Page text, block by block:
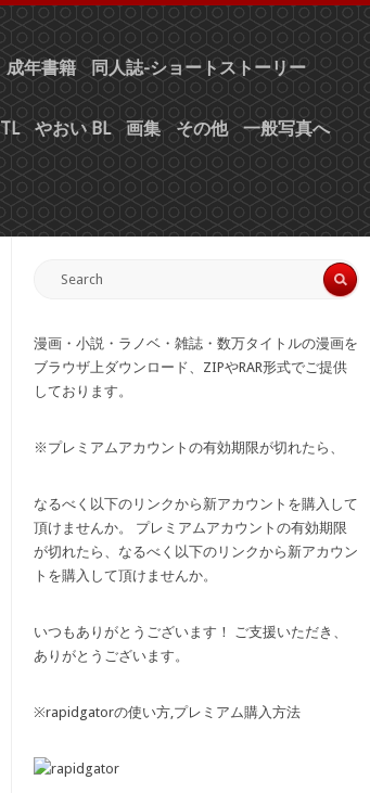
成年書籍 同人誌-ショートストーリー
TL やおい BL 画集 その他 一般写真へ
漫画・小説・ラノベ・雑誌・数万タイトルの漫画を
ブラウザ上ダウンロード、ZIPやRAR形式でご提供
しております。
※プレミアムアカウントの有効期限が切れたら、
なるべく以下のリンクから新アカウントを購入して
頂けませんか。 プレミアムアカウントの有効期限
が切れたら、なるべく以下のリンクから新アカウン
トを購入して頂けませんか。
いつもありがとうございます！ ご支援いただき、
ありがとうございます。
※rapidgatorの使い方,プレミアム購入方法